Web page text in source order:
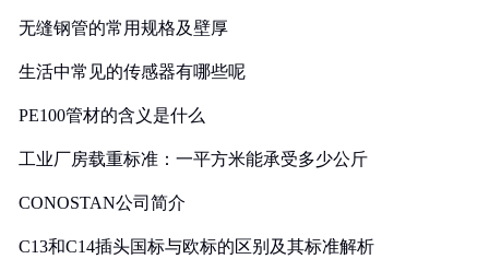
无缝钢管的常用规格及壁厚
生活中常见的传感器有哪些呢
PE100管材的含义是什么
工业厂房载重标准：一平方米能承受多少公斤
CONOSTAN公司简介
C13和C14插头国标与欧标的区别及其标准解析